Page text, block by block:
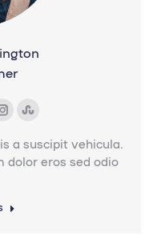
a suscipit vehicula.
dolor eros sed odio
Instagram
Stumbleupon